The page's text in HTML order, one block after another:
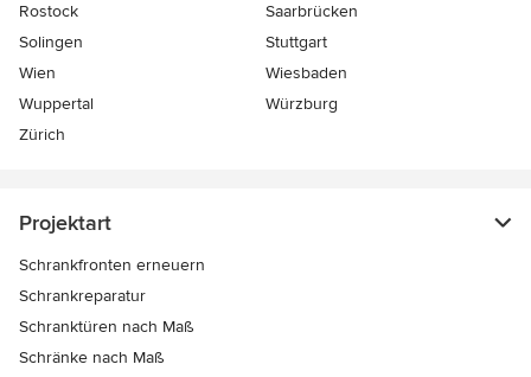
Rostock
Saarbrücken
Solingen
Stuttgart
Wien
Wiesbaden
Wuppertal
Würzburg
Zürich
Projektart
Schrankfronten erneuern
Schrankreparatur
Schranktüren nach Maß
Schränke nach Maß